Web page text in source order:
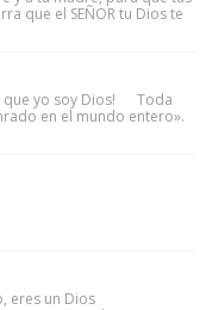
que el SEÑOR tu Dios te
que yo soy Dios! Toda
en el mundo entero».
eres un Dios